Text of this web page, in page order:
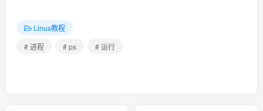
Linux教程
# 进程
# ps # 运行